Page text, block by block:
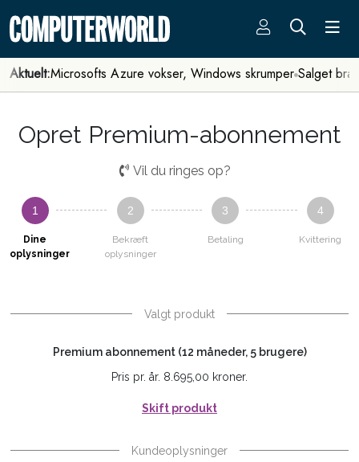
Aktuelt:Microsofts Azure vokser, Windows skrumper Salget
Opret Premium-abonnement
Vil du ringes op?
1
Dine
oplysninger
2
Bekræft
oplysninger
3
Betaling
4
Kvittering
Valgt produkt
Premium abonnement (12 måneder, 5 brugere)
Pris pr. år. 8.695,00 kroner.
Skift produkt
Kundeoplysninger